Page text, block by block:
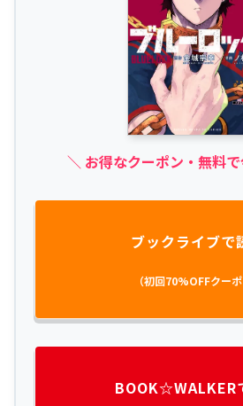
＼ お得なクーポン・無料
ブックライブで
（初回70%OFFクーポ
BOOK☆WALKER